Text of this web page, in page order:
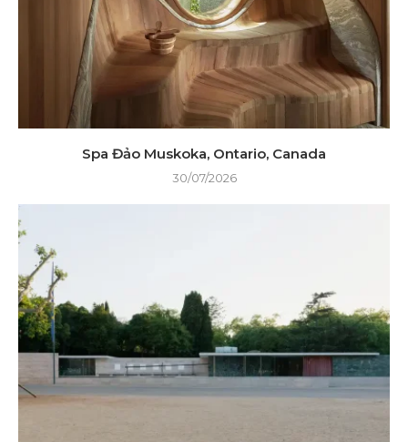
Spa Đảo Muskoka, Ontario, Canada
30/07/2026